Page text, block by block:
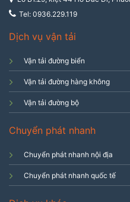
Tel: 0936.229.119
Dịch vụ vận tải
Vận tải đường biển
Vận tải đường hàng không
Vận tải đường bộ
Chuyển phát nhanh
Chuyển phát nhanh nội địa
Chuyển phát nhanh quốc tế